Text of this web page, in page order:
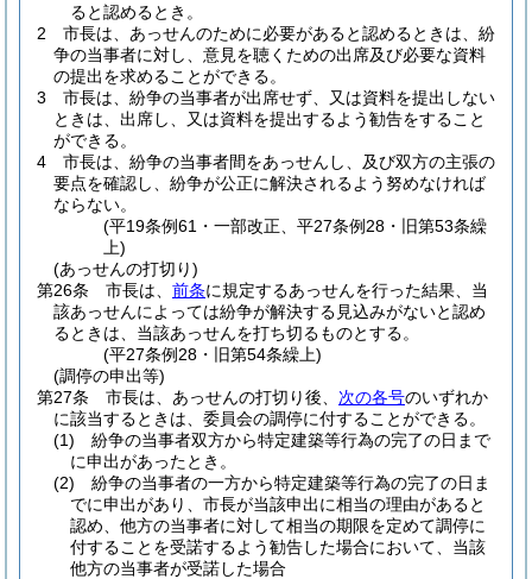
ると認めるとき。
2
市長は、あっせんのために必要があると認めるときは、紛
争の当事者に対し、意見を聴くための出席及び必要な資料
の提出を求めることができる。
3
市長は、紛争の当事者が出席せず、又は資料を提出しない
ときは、出席し、又は資料を提出するよう勧告をすること
ができる。
4
市長は、紛争の当事者間をあっせんし、及び双方の主張の
要点を確認し、紛争が公正に解決されるよう努めなければ
ならない。
(平19条例61・一部改正、平27条例28・旧第53条繰
上)
(あっせんの打切り)
第26条
市長は、 前条に規定するあっせんを行った結果、当
該あっせんによっては紛争が解決する見込みがないと認め
るときは、当該あっせんを打ち切るものとする。
(平27条例28・旧第54条繰上)
(調停の申出等)
第27条
市長は、あっせんの打切り後、 次の各号のいずれか
に該当するときは、委員会の調停に付することができる。
(1)
紛争の当事者双方から特定建築等行為の完了の日まで
に申出があったとき。
(2)
紛争の当事者の一方から特定建築等行為の完了の日ま
でに申出があり、市長が当該申出に相当の理由があると
認め、他方の当事者に対して相当の期限を定めて調停に
付することを受諾するよう勧告した場合において、当該
他方の当事者が受諾した場合